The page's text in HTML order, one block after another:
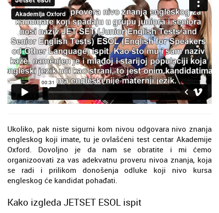
Ukoliko, pak niste sigurni kom nivou odgovara nivo znanja
engleskog koji imate, tu je ovlašćeni test centar Akademije
Oxford. Dovoljno je da nam se obratite i mi ćemo
organizoovati za vas adekvatnu proveru nivoa znanja, koja
se radi i prilikom donošenja odluke koji nivo kursa
engleskog će kandidat pohađati.
Kako izgleda JETSET ESOL ispit